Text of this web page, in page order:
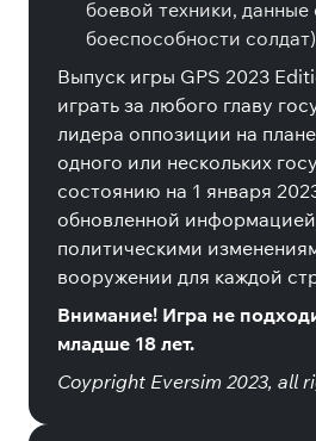
боевой техники, данные
боеспособности солдат)
Выпуск игры GPS 2023
играть за любого главу
лидера оппозиции на
одного или нескольких
состоянию на 1 января
обновленной
политическими
вооружении для каждой
Внимание! Игра не
младше 18 лет.
Coypright Eversim 2023, all